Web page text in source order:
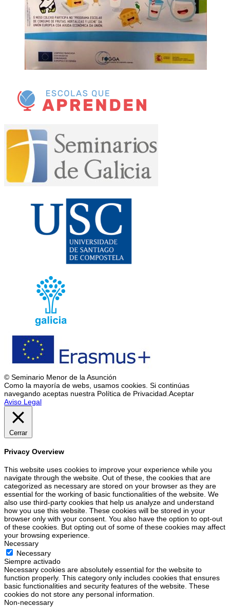
© Seminario Menor de la Asunción
Como la mayoría de webs, usamos cookies. Si continúas
navegando aceptas nuestra Política de Privacidad. Aceptar
Aviso Legal
Cerrar
Privacy Overview
This website uses cookies to improve your experience while you
navigate through the website. Out of these, the cookies that are
categorized as necessary are stored on your browser as they are
essential for the working of basic functionalities of the website. We
also use third-party cookies that help us analyze and understand
how you use this website. These cookies will be stored in your
browser only with your consent. You also have the option to opt-out
of these cookies. But opting out of some of these cookies may affect
your browsing experience.
Necessary
Necessary
Siempre activado
Necessary cookies are absolutely essential for the website to
function properly. This category only includes cookies that ensures
basic functionalities and security features of the website. These
cookies do not store any personal information.
Non-necessary